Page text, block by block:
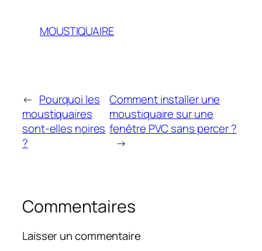
MOUSTIQUAIRE
← Pourquoi les
moustiquaires
sont-elles noires
?
Comment installer une
moustiquaire sur une
fenêtre PVC sans percer ?
→
Commentaires
Laisser un commentaire